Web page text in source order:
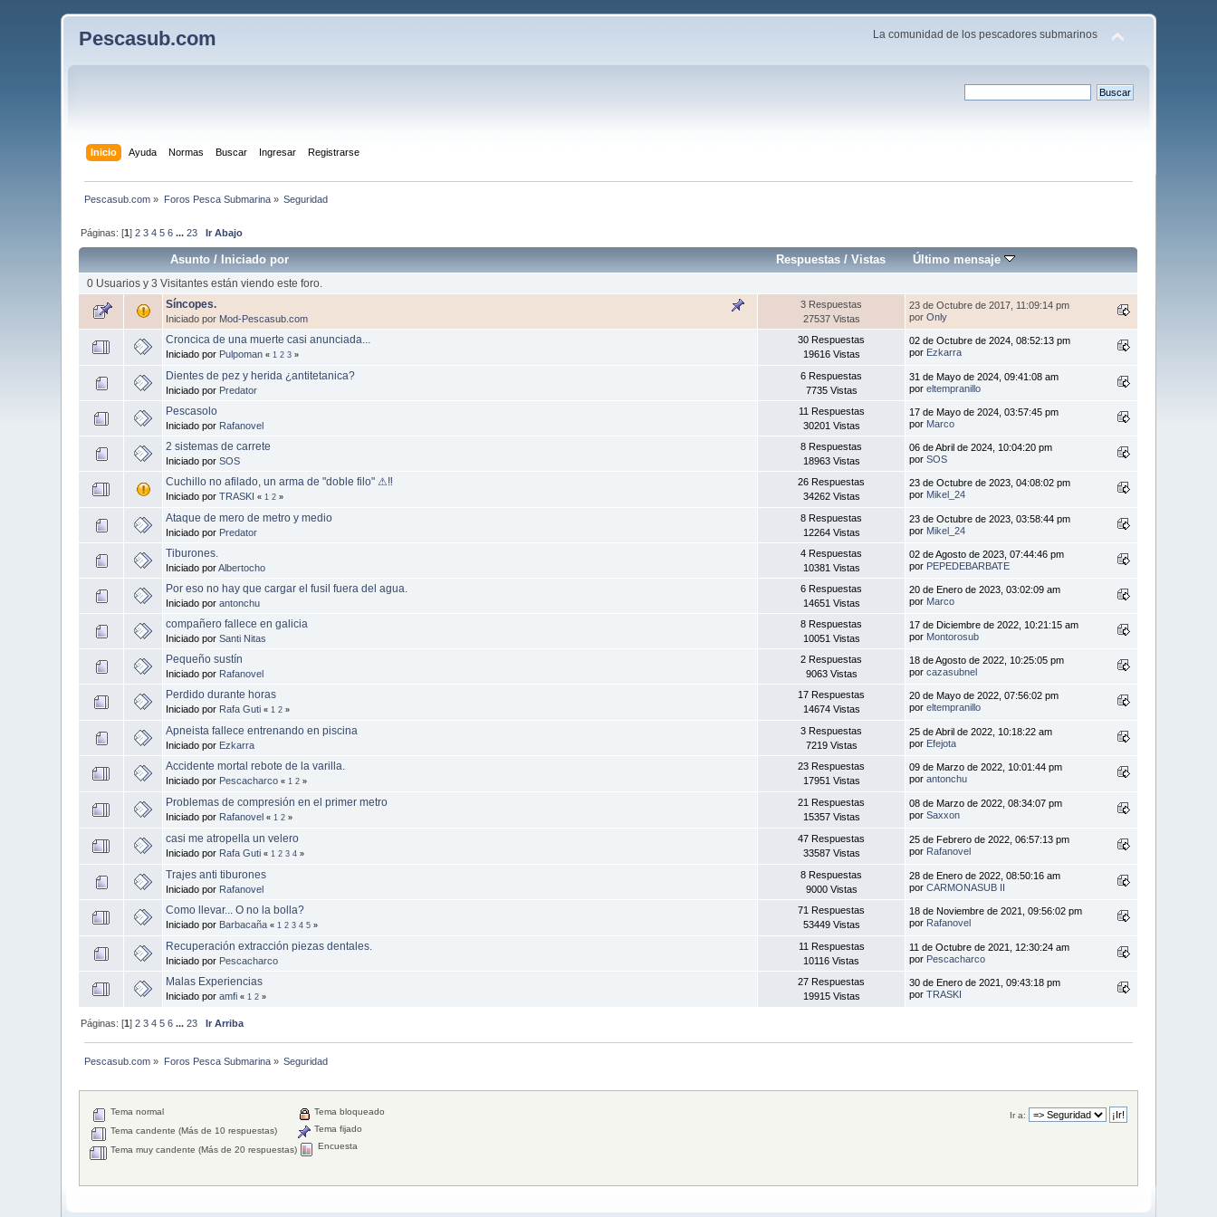
Pescasub.com La comunidad de los pescadores submarinos
Inicio Ayuda Normas Buscar Ingresar Registrarse
Pescasub.com » Foros Pesca Submarina» Seguridad
Páginas: [1]2 3 4 5 6 ...23 Ir Abajo
Asunto /Iniciado por Respuestas /Vistas Último mensaje
0 Usuarios y 3 Visitantes están viendo este foro.
Síncopes.
Iniciado por Mod-Pescasub.com
3 Respuestas
27537 Vistas
23 de Octubre de 2017, 11:09:14 pm
porOnly
Croncica de una muerte casi anunciada...
Iniciado por Pulpoman « 1 2 3 »
30 Respuestas
19616 Vistas
02 de Octubre de 2024, 08:52:13 pm
por Ezkarra
Dientes de pez y herida ¿antitetanica?
Iniciado por Predator
6 Respuestas
7735 Vistas
31 de Mayo de 2024, 09:41:08 am
poreltempranillo
Pescasolo
Iniciado por Rafanovel
11 Respuestas
30201 Vistas
17 de Mayo de 2024, 03:57:45 pm
por Marco
2 sistemas de carrete
Iniciado porSOS
8 Respuestas
18963 Vistas
06 de Abril de 2024, 10:04:20 pm
porSOS
Cuchillo no afilado, un arma de "doble filo" ⚠‼
Iniciado porTRASKI « 1 2 »
26 Respuestas
34262 Vistas
23 de Octubre de 2023, 04:08:02 pm
por Mikel_24
Ataque de mero de metro y medio
Iniciado por Predator
8 Respuestas
12264 Vistas
23 de Octubre de 2023, 03:58:44 pm
por Mikel_24
Tiburones.
Iniciado porAlbertocho
4 Respuestas
10381 Vistas
02 de Agosto de 2023, 07:44:46 pm
por PEPEDEBARBATE
Por eso no hay que cargar el fusil fuera del agua.
Iniciado porantonchu
6 Respuestas
14651 Vistas
20 de Enero de 2023, 03:02:09 am
por Marco
compañero fallece en galicia
Iniciado porSanti Nitas
8 Respuestas
10051 Vistas
17 de Diciembre de 2022, 10:21:15 am
por Montorosub
Pequeño sustín
Iniciado por Rafanovel
2 Respuestas
9063 Vistas
18 de Agosto de 2022, 10:25:05 pm
porcazasubnel
Perdido durante horas
Iniciado por Rafa Guti « 1 2 »
17 Respuestas
14674 Vistas
20 de Mayo de 2022, 07:56:02 pm
poreltempranillo
Apneista fallece entrenando en piscina
Iniciado por Ezkarra
3 Respuestas
7219 Vistas
25 de Abril de 2022, 10:18:22 am
por Efejota
Accidente mortal rebote de la varilla.
Iniciado por Pescacharco « 1 2 »
23 Respuestas
17951 Vistas
09 de Marzo de 2022, 10:01:44 pm
porantonchu
Problemas de compresión en el primer metro
Iniciado por Rafanovel « 1 2 »
21 Respuestas
15357 Vistas
08 de Marzo de 2022, 08:34:07 pm
porSaxxon
casi me atropella un velero
Iniciado por Rafa Guti « 1 2 3 4 »
47 Respuestas
33587 Vistas
25 de Febrero de 2022, 06:57:13 pm
por Rafanovel
Trajes anti tiburones
Iniciado por Rafanovel
8 Respuestas
9000 Vistas
28 de Enero de 2022, 08:50:16 am
porCARMONASUB II
Como llevar... O no la bolla?
Iniciado por Barbacaña « 1 2 3 4 5 »
71 Respuestas
53449 Vistas
18 de Noviembre de 2021, 09:56:02 pm
por Rafanovel
Recuperación extracción piezas dentales.
Iniciado por Pescacharco
11 Respuestas
10116 Vistas
11 de Octubre de 2021, 12:30:24 am
por Pescacharco
Malas Experiencias
Iniciado poramfi « 1 2 »
27 Respuestas
19915 Vistas
30 de Enero de 2021, 09:43:18 pm
porTRASKI
Páginas: [1]2 3 4 5 6 ...23 Ir Arriba
Pescasub.com » Foros Pesca Submarina» Seguridad
Ir a:
Tema normal
Tema candente (Más de 10 respuestas)
Tema muy candente (Más de 20 respuestas)
Tema bloqueado
Tema fijado
Encuesta